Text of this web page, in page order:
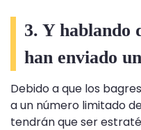
3. Y hablando
han enviado
Debido a que los
a un número limitado
tendrán que ser